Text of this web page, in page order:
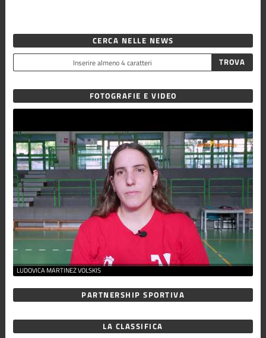
CERCA NELLE NEWS
FOTOGRAFIE E VIDEO
LUDOVICA MARTINEZ VOLSKIS
PARTNERSHIP SPORTIVA
LA CLASSIFICA